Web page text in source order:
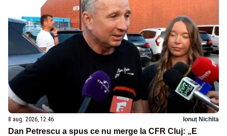
8 aug. 2026, 12:46 Ionuț Nichita
Dan Petrescu a spus ce nu merge la CFR Cluj: „E